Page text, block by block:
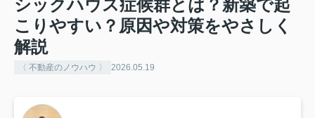
シックハウス症候群とは？新築で起
こりやすい？原因や対策をやさしく
解説
〈 不動産のノウハウ 〉 2026.05.19